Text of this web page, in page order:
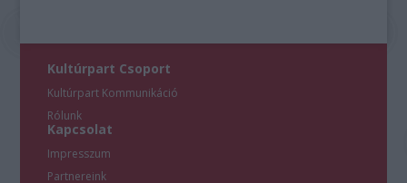
Kultúrpart Csoport
Kultúrpart Kommunikáció
Rólunk
Kapcsolat
Impresszum
Partnereink